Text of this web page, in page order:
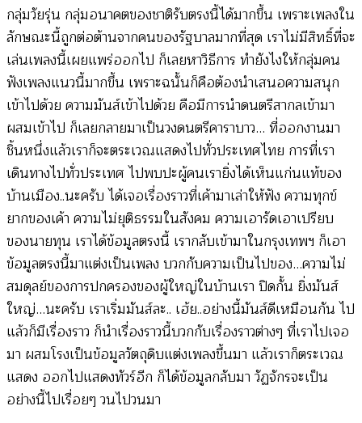
กลุ่มวัยรุ่น กลุ่มอนาคตของชาติรับตรงนี้ได้มากขึ้น เพราะเพลงใน
ลักษณะนี้ถูกต่อต้านจากคนของรัฐบาลมากที่สุด เราไม่มีสิทธิ์ที่จะ
เล่นเพลงนี้เผยแพร่ออกไป ก็เลยหาวิธีการ ทำยังไงให้กลุ่มคน
ฟังเพลงแนวนี้มากขึ้น เพราะฉนั้นก็คือต้องนำเสนอความสนุก
เข้าไปด้วย ความมันส์เข้าไปด้วย คือมีการนำดนตรีสากลเข้ามา
ผสมเข้าไป ก็เลยกลายมาเป็นวงดนตรีคาราบาว… ที่ออกงานมา
ชิ้นหนึ่งแล้วเราก็จะตระเวณแสดงไปทั่วประเทศไทย การที่เรา
เดินทางไปทั่วประเทศ ไปพบปะผู้คนเรายิ่งได้เห็นแก่นแท้ของ
บ้านเมือง..นะครับ ได้เจอเรื่องราวที่เค้ามาเล่าให้ฟัง ความทุกข์
ยากของเค้า ความไม่ยุติธรรมในสังคม ความเอารัดเอาเปรียบ
ของนายทุน เราได้ข้อมูลตรงนี้ เรากลับเข้ามาในกรุงเทพฯ ก็เอา
ข้อมูลตรงนี้มาแต่งเป็นเพลง บวกกับความเป็นไปของ…ความไม่
สมดุลย์ของการปกครองของผู้ใหญ่ในบ้านเรา ปิดกั้น ยิ่งมันส์
ใหญ่…นะครับ เราเริ่มมันส์ละ.. เฮ้ย..อย่างนี้มันส์ดีเหมือนกัน ไป
แล้วก็มีเรื่องราว ก็นำเรื่องราวนี้บวกกับเรื่องราวต่างๆ ที่เราไปเจอ
มา ผสมโรงเป็นข้อมูลวัตถุดิบแต่งเพลงขึ้นมา แล้วเราก็ตระเวณ
แสดง ออกไปแสดงทัวร์อีก ก็ได้ข้อมูลกลับมา วัฏจักรจะเป็น
อย่างนี้ไปเรื่อยๆ วนไปวนมา